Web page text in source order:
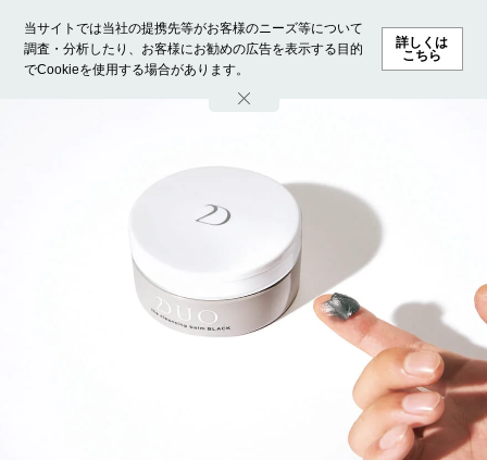
当サイトでは当社の提携先等がお客様のニーズ等について
調査・分析したり、お客様にお勧めの広告を表示する目的
でCookieを使用する場合があります。
詳しくは
こちら
ホーム モデル募集 ランキング ファッション ビューテ